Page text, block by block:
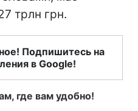
трлн грн.
Подпишитесь на
в Google!
где вам удобно!